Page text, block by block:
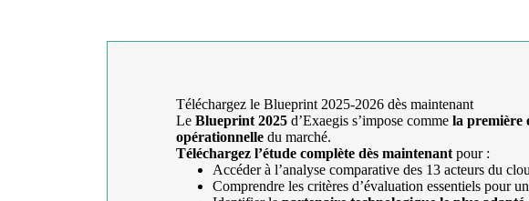
Téléchargez le Blueprint 2025-2026 dès maintenant
Le Blueprint 2025 d’Exaegis s’impose comme la première
opérationnelle du marché.
Téléchargez l’étude complète dès maintenant pour :
Accéder à l’analyse comparative des 13 acteurs du
Comprendre les critères d’évaluation essentiels pour